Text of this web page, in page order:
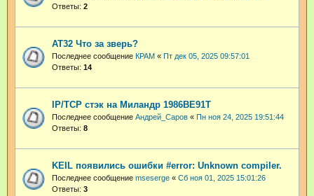
Ответы: 2
AT32 Что за зверь?
Последнее сообщение КРАМ « Пт дек 05, 2025 09:57:01
Ответы: 14
IP/TCP стэк на Миландр 1986ВЕ91Т
Последнее сообщение Андрей_Саров « Пн ноя 24, 2025 19:51:44
Ответы: 8
KEIL появились ошибки #error: Unknown compiler.
Последнее сообщение mseserge « Сб ноя 01, 2025 15:01:26
Ответы: 3